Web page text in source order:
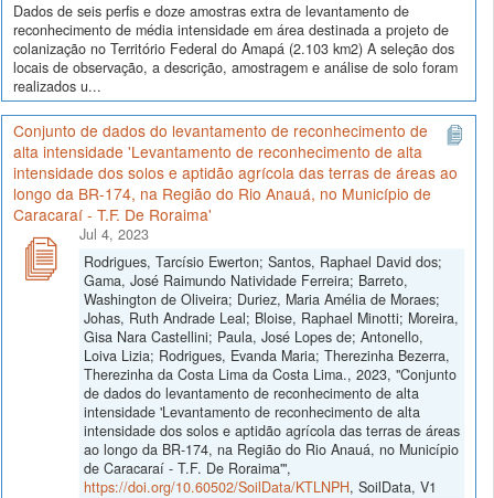
Dados de seis perfis e doze amostras extra de levantamento de
reconhecimento de média intensidade em área destinada a projeto de
colanização no Território Federal do Amapá (2.103 km2) A seleção dos
locais de observação, a descrição, amostragem e análise de solo foram
realizados u...
Conjunto de dados do levantamento de reconhecimento de
alta intensidade 'Levantamento de reconhecimento de alta
intensidade dos solos e aptidão agrícola das terras de áreas ao
longo da BR-174, na Região do Rio Anauá, no Município de
Caracaraí - T.F. De Roraima'
Jul 4, 2023
Rodrigues, Tarcísio Ewerton; Santos, Raphael David dos;
Gama, José Raimundo Natividade Ferreira; Barreto,
Washington de Oliveira; Duriez, Maria Amélia de Moraes;
Johas, Ruth Andrade Leal; Bloise, Raphael Minotti; Moreira,
Gisa Nara Castellini; Paula, José Lopes de; Antonello,
Loiva Lizia; Rodrigues, Evanda Maria; Therezinha Bezerra,
Therezinha da Costa Lima da Costa Lima., 2023, "Conjunto
de dados do levantamento de reconhecimento de alta
intensidade 'Levantamento de reconhecimento de alta
intensidade dos solos e aptidão agrícola das terras de áreas
ao longo da BR-174, na Região do Rio Anauá, no Município
de Caracaraí - T.F. De Roraima'",
https://doi.org/10.60502/SoilData/KTLNPH, SoilData, V1